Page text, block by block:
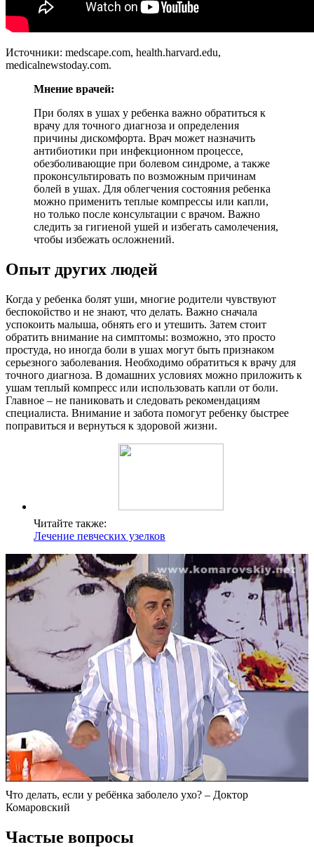
Источники: medscape.com, health.harvard.edu,
medicalnewstoday.com.
Мнение врачей:
При болях в ушах у ребенка важно обратиться к
врачу для точного диагноза и определения
причины дискомфорта. Врач может назначить
антибиотики при инфекционном процессе,
обезболивающие при болевом синдроме, а также
проконсультировать по возможным причинам
болей в ушах. Для облегчения состояния ребенка
можно применить теплые компрессы или капли,
но только после консультации с врачом. Важно
следить за гигиеной ушей и избегать самолечения,
чтобы избежать осложнений.
Опыт других людей
Когда у ребенка болят уши, многие родители чувствуют
беспокойство и не знают, что делать. Важно сначала
успокоить малыша, обнять его и утешить. Затем стоит
обратить внимание на симптомы: возможно, это просто
простуда, но иногда боли в ушах могут быть признаком
серьезного заболевания. Необходимо обратиться к врачу для
точного диагноза. В домашних условиях можно приложить к
ушам теплый компресс или использовать капли от боли.
Главное – не паниковать и следовать рекомендациям
специалиста. Внимание и забота помогут ребенку быстрее
поправиться и вернуться к здоровой жизни.
Читайте также:
Лечение певческих узелков
Что делать, если у ребёнка заболело ухо? – Доктор
Комаровский
Частые вопросы